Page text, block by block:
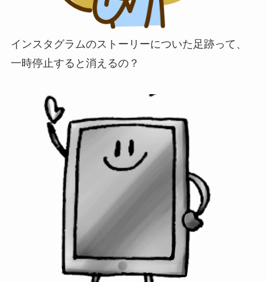
インスタグラムのストーリーについた足跡って、
一時停止すると消えるの？